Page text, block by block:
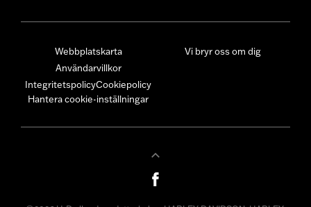
Webbplatskarta
Användarvillkor
IntegritetspolicyCookiepolicy
Hantera cookie-inställningar
Vi bryr oss om dig